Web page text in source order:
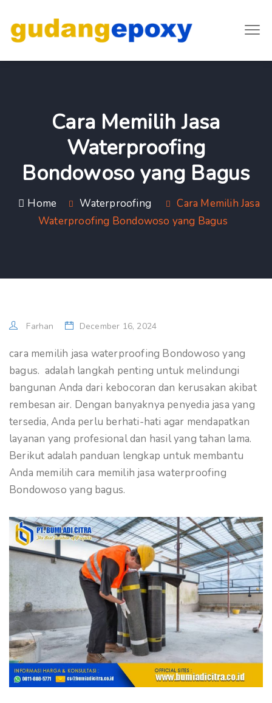
Cara Memilih Jasa
Waterproofing
Bondowoso yang Bagus
Home Waterproofing
Cara Memilih Jasa
Waterproofing Bondowoso yang Bagus
Farhan December 16, 2024
cara memilih jasa waterproofing Bondowoso yang
bagus. adalah langkah penting untuk melindungi
bangunan Anda dari kebocoran dan kerusakan akibat
rembesan air. Dengan banyaknya penyedia jasa yang
tersedia, Anda perlu berhati-hati agar mendapatkan
layanan yang profesional dan hasil yang tahan lama.
Berikut adalah panduan lengkap untuk membantu
Anda memilih cara memilih jasa waterproofing
Bondowoso yang bagus.